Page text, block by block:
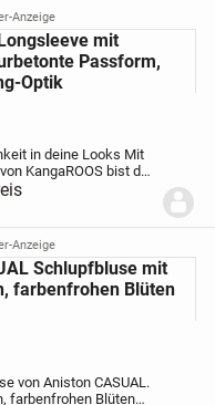
und
mit vielen Marken.
Anzeige
mit
Passform,
Optik
in deine Looks Mit
KangaROOS bist du
und gibst deinem
Denn das Shirt
Anzeige
Schlupfbluse mit
farbenfrohen Blüten
von Aniston CASUAL.
farbenfrohen Blüten